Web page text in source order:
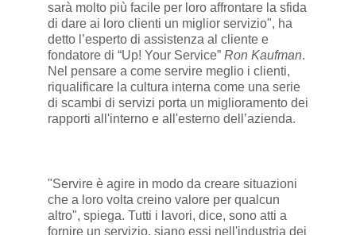
sarà molto più facile per loro affrontare la sfida
di dare ai loro clienti un miglior servizio", ha
detto l’esperto di assistenza al cliente e
fondatore di “Up! Your Service” Ron Kaufman.
Nel pensare a come servire meglio i clienti,
riqualificare la cultura interna come una serie
di scambi di servizi porta un miglioramento dei
rapporti all'interno e all'esterno dell’azienda.
"Servire è agire in modo da creare situazioni
che a loro volta creino valore per qualcun
altro", spiega. Tutti i lavori, dice, sono atti a
fornire un servizio, siano essi nell'industria dei